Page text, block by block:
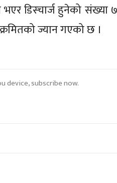
डिस्चार्ज हुनेको
ज्यान गएको छ ।
device, subscribe now.